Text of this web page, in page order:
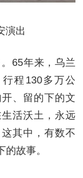
出
65年来，乌兰
程130多万公
、留的下的文
活沃土，永远
其中，有数不
故事。